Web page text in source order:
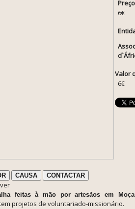
6€
Valor
6€
CAUSA CONTACTAR
feitas à mão por artesãos em
projetos de voluntariado-missionário.